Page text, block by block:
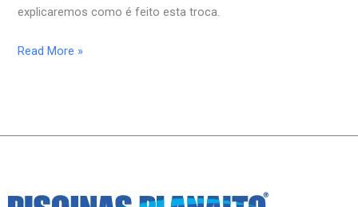
explicaremos como é feito esta troca.
de
Read More »